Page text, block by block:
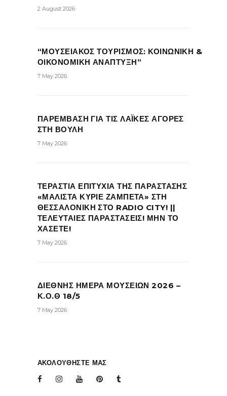
2 August 2026
“ΜΟΥΣΕΙΑΚΟΣ ΤΟΥΡΙΣΜΟΣ: ΚΟΙΝΩΝΙΚΗ &
ΟΙΚΟΝΟΜΙΚΗ ΑΝΑΠΤΥΞΗ”
7 May 2026
ΠΑΡΕΜΒΑΣΗ ΓΙΑ ΤΙΣ ΛΑΪΚΕΣ ΑΓΟΡΕΣ
ΣΤΗ ΒΟΥΛΗ
7 May 2026
ΤΕΡΑΣΤΙΑ ΕΠΙΤΥΧΙΑ ΤΗΣ ΠΑΡΑΣΤΑΣΗΣ
«ΜΑΛΙΣΤΑ ΚΥΡΙΕ ΖΑΜΠΕΤΑ» ΣΤΗ
ΘΕΣΣΑΛΟΝΙΚΗ ΣΤΟ RADIO CITY! ||
ΤΕΛΕΥΤΑΙΕΣ ΠΑΡΑΣΤΑΣΕΙΣ! ΜΗΝ ΤΟ
ΧΑΣΕΤΕ!
7 May 2026
ΔΙΕΘΝΗΣ ΗΜΕΡΑ ΜΟΥΣΕΙΩΝ 2026 –
Κ.Ο.Θ 18/5
7 May 2026
ΑΚΟΛΟΥΘΗΣΤΕ ΜΑΣ